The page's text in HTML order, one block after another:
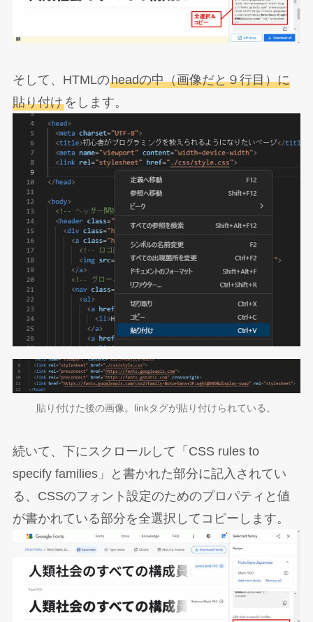
そして、HTMLのheadの中（画像だと９行目）に
貼り付けをします。
貼り付けた後の画像。linkタグが貼り付けられている。
続いて、下にスクロールして「CSS rules to
specify families」と書かれた部分に記入されてい
る、CSSのフォント設定のためのプロパティと値
が書かれている部分を全選択してコピーします。